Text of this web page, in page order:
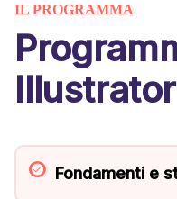
IL PROGRAMMA
Illustrator
Fondamenti e